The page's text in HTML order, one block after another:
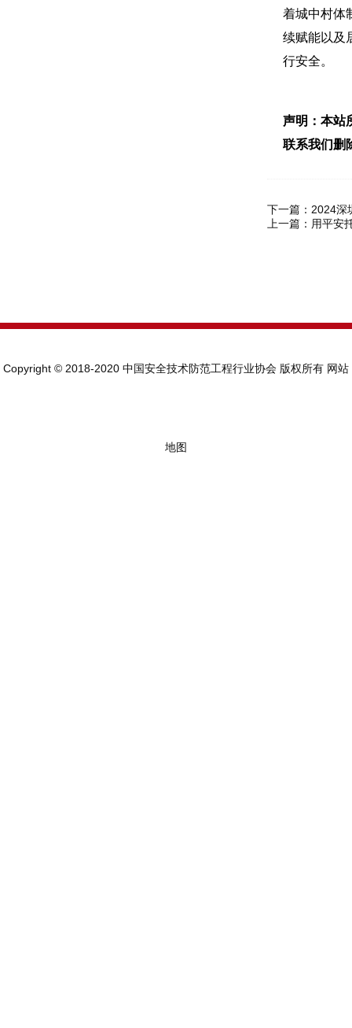
着城中村体
续赋能以及
行安全。
声明：本站
联系我们删
下一篇： 2024深
上一篇： 用平安
Copyright © 2018-2020 中国安全技术防范工程行业协会 版权所有 网站
地图